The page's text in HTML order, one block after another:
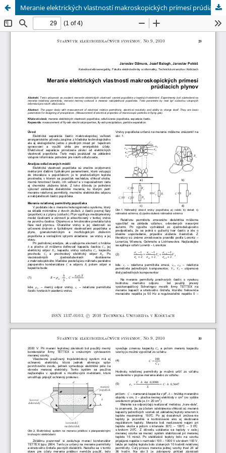
Meranie elektrických vlastností makroskopických prímesí prúdiacich plynov